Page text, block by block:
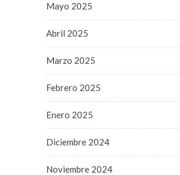
Mayo 2025
Abril 2025
Marzo 2025
Febrero 2025
Enero 2025
Diciembre 2024
Noviembre 2024